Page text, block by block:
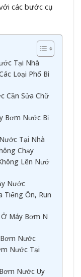
các bước cụ
Tại Nhà
Loại Phổ Bi
Cần Sửa Chữ
Bơm Nước Bị
Tại Nhà
Chạy
Lên Nướ
Nước
Tiếng Ồn, Run
Máy Bơm N
Nước
Nước Tại
Nước Uy